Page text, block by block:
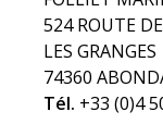
524 ROUTE
LES GRANGES
74360
Tél. +33 (0)4